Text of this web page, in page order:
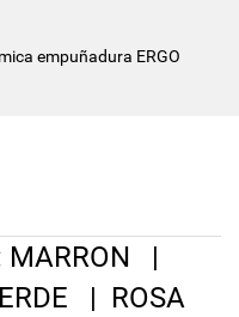
empuñadura ERGO
MARRON |
| ROSA